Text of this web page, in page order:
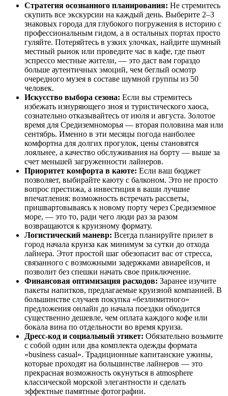
Стратегия осознанного планирования: Не стремитесь
скупить все экскурсии на каждый день. Выберите 2–3
знаковых города для глубокого погружения в историю с
профессиональным гидом, а в остальных портах просто
гуляйте. Потеряйтесь в узких улочках, найдите шумный
местный рынок или проведите час в кафе, где пьют
эспрессо местные жители, — это даст вам гораздо
больше аутентичных эмоций, чем беглый осмотр
очередного музея в составе шумной группы из 50
человек.
Искусство выбора сезона: Если вы стремитесь
избежать изнуряющего зноя и туристического хаоса,
сознательно отказывайтесь от июля и августа. Золотое
время для Средиземноморья — вторая половина мая или
сентябрь. Именно в эти месяцы погода наиболее
комфортна для долгих прогулок, цены становятся
лояльнее, а качество обслуживания на борту — выше за
счет меньшей загруженности лайнеров.
Приоритет комфорта в каюте: Если ваш бюджет
позволяет, выбирайте каюту с балконом. Это не просто
вопрос престижа, а инвестиция в ваши лучшие
впечатления: возможность встречать рассветы,
пришвартовываясь к новому порту через Средиземное
море, — это то, ради чего люди раз за разом
возвращаются к круизному формату.
Логистический маневр: Всегда планируйте прилет в
город начала круиза как минимум за сутки до отхода
лайнера. Этот простой шаг обезопасит вас от стресса,
связанного с возможными задержками авиарейсов, и
позволит без спешки начать свое приключение.
Финансовая оптимизация расходов: Заранее изучите
пакеты напитков, предлагаемые круизной компанией. В
большинстве случаев покупка «безлимитного»
предложения онлайн до начала поездки обходится
существенно дешевле, чем оплата каждого кофе или
бокала вина по отдельности во время круиза.
Дресс-код и социальный этикет: Обязательно возьмите
с собой один или два комплекта одежды формата
«business casual». Традиционные капитанские ужины,
которые проходят на большинстве лайнеров — это
прекрасная возможность окунуться в atmosphere
классической морской элегантности и сделать
эффектные памятные фотографии.